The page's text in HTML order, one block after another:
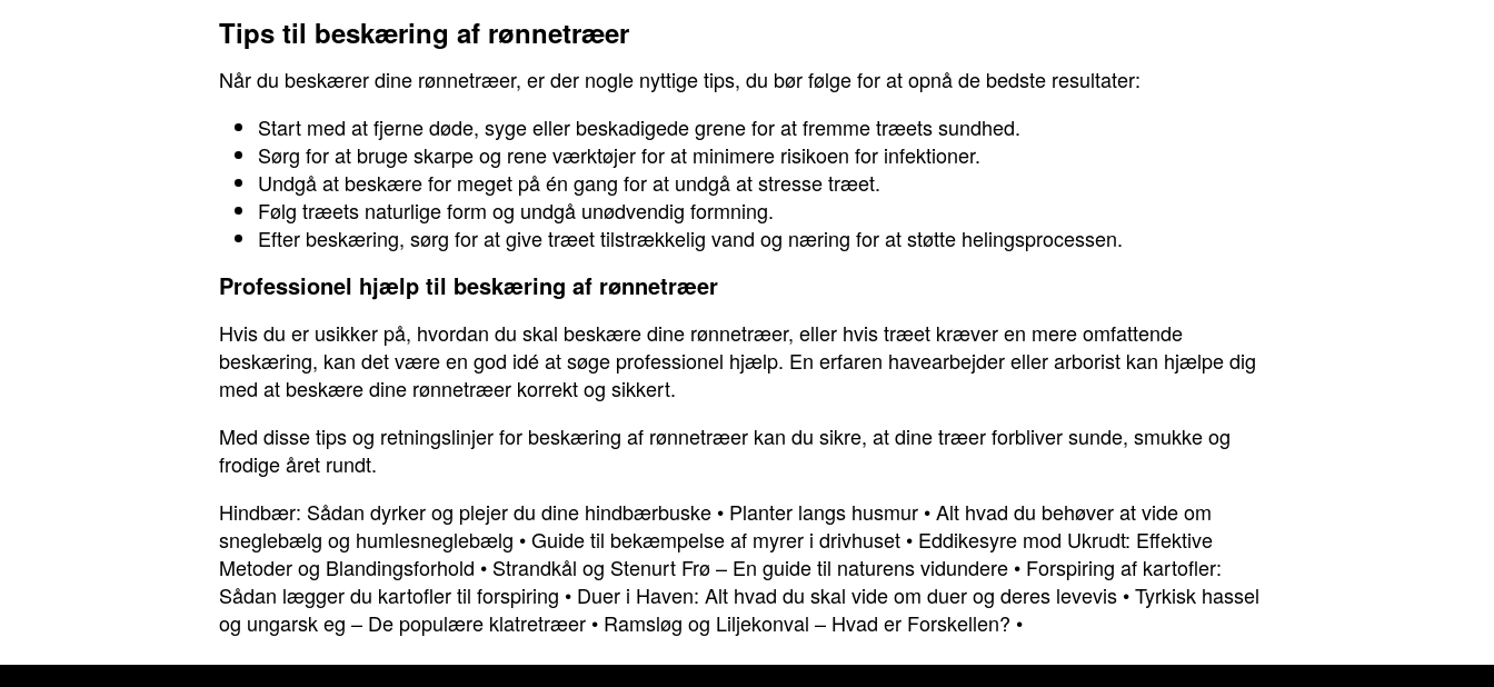
Tips til beskæring af rønnetræer
Når du beskærer dine rønnetræer, er der nogle nyttige tips, du bør følge for at opnå de bedste resultater:
Start med at fjerne døde, syge eller beskadigede grene for at fremme træets sundhed.
Sørg for at bruge skarpe og rene værktøjer for at minimere risikoen for infektioner.
Undgå at beskære for meget på én gang for at undgå at stresse træet.
Følg træets naturlige form og undgå unødvendig formning.
Efter beskæring, sørg for at give træet tilstrækkelig vand og næring for at støtte helingsprocessen.
Professionel hjælp til beskæring af rønnetræer
Hvis du er usikker på, hvordan du skal beskære dine rønnetræer, eller hvis træet kræver en mere omfattende
beskæring, kan det være en god idé at søge professionel hjælp. En erfaren havearbejder eller arborist kan hjælpe dig
med at beskære dine rønnetræer korrekt og sikkert.
Med disse tips og retningslinjer for beskæring af rønnetræer kan du sikre, at dine træer forbliver sunde, smukke og
frodige året rundt.
Hindbær: Sådan dyrker og plejer du dine hindbærbuske • Planter langs husmur •Alt hvad du behøver at vide om
sneglebælg og humlesneglebælg •Guide til bekæmpelse af myrer i drivhuset • Eddikesyre mod Ukrudt: Effektive
Metoder og Blandingsforhold • Strandkål og Stenurt Frø – En guide til naturens vidundere • Forspiring af kartofler:
Sådan lægger du kartofler til forspiring • Duer i Haven: Alt hvad du skal vide om duer og deres levevis •Tyrkisk hassel
og ungarsk eg – De populære klatretræer • Ramsløg og Liljekonval – Hvad er Forskellen? •